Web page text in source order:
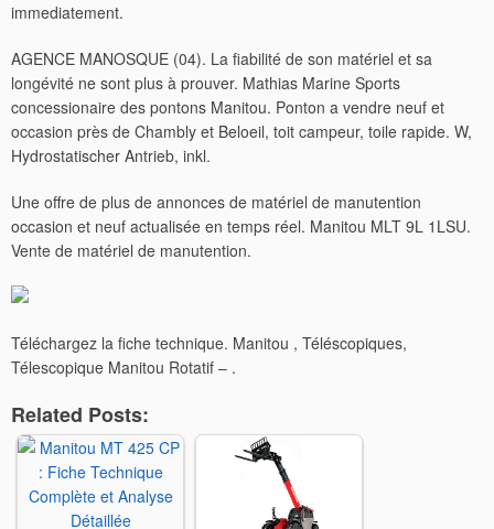
immediatement.
AGENCE MANOSQUE (04). La fiabilité de son matériel et sa
longévité ne sont plus à prouver. Mathias Marine Sports
concessionaire des pontons Manitou. Ponton a vendre neuf et
occasion près de Chambly et Beloeil, toit campeur, toile rapide. W,
Hydrostatischer Antrieb, inkl.
Une offre de plus de annonces de matériel de manutention
occasion et neuf actualisée en temps réel. Manitou MLT 9L 1LSU.
Vente de matériel de manutention.
Téléchargez la fiche technique. Manitou , Téléscopiques,
Télescopique Manitou Rotatif – .
Related Posts: